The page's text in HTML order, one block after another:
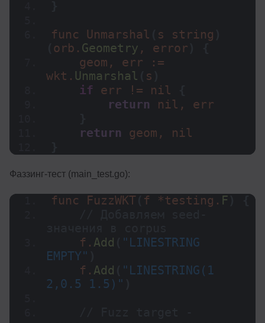
func Unmarshal s string
orb. Geometry , error
    geom, err :=
wkt. Unmarshal s
if err != nil
return nil, err
return geom, nil
Фаззинг-тест (main_test.go):
func FuzzWKT f *testing. F
    f.
Add
"LINESTRING
EMPTY"
    f.
Add
"LINESTRING(1
2,0.5 1.5)"